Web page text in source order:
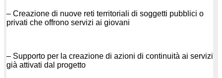
– Creazione di nuove reti territoriali di soggetti pubblici o
privati che offrono servizi ai giovani
– Supporto per la creazione di azioni di continuità ai servizi
già attivati dal progetto